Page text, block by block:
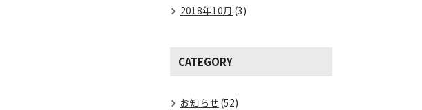
2018年10月 (3)
CATEGORY
お知らせ (52)